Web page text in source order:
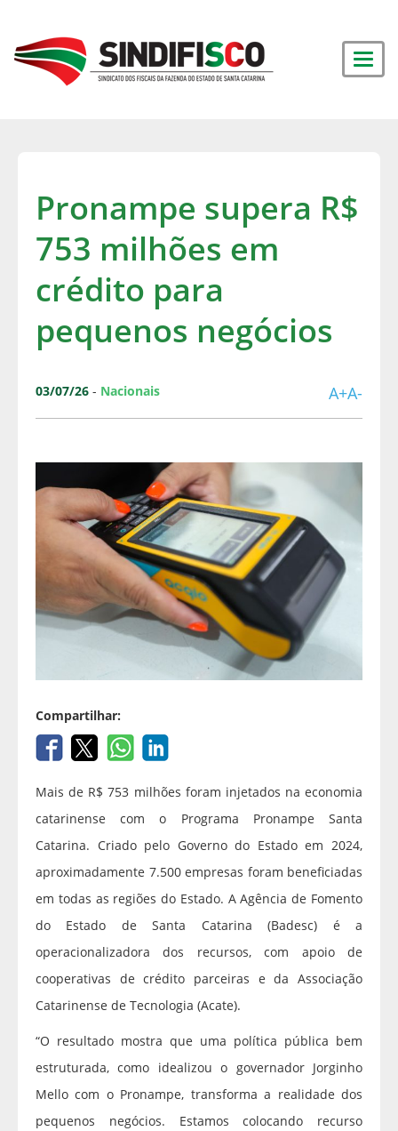
Pronampe supera R$
753 milhões em
crédito para
pequenos negócios
03/07/26 - Nacionais A+A-
Compartilhar:
Mais de R$ 753 milhões foram injetados na economia
catarinense com o Programa Pronampe Santa
Catarina. Criado pelo Governo do Estado em 2024,
aproximadamente 7.500 empresas foram beneficiadas
em todas as regiões do Estado. A Agência de Fomento
do Estado de Santa Catarina (Badesc) é a
operacionalizadora dos recursos, com apoio de
cooperativas de crédito parceiras e da Associação
Catarinense de Tecnologia (Acate).
“O resultado mostra que uma política pública bem
estruturada, como idealizou o governador Jorginho
Mello com o Pronampe, transforma a realidade dos
pequenos negócios. Estamos colocando recurso